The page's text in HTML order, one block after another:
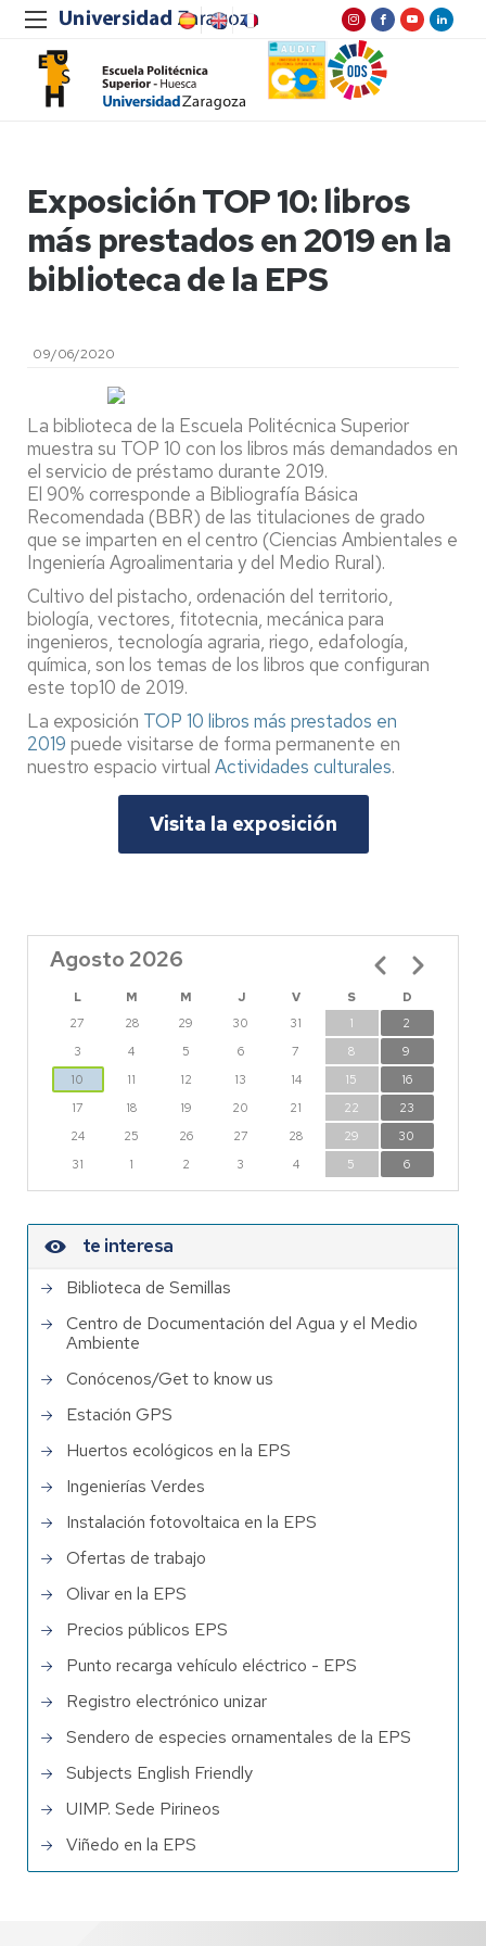
Exposición TOP 10: libros
más prestados en 2019 en la
biblioteca de la EPS
09/06/2020
La biblioteca de la Escuela Politécnica Superior
muestra su TOP 10 con los libros más demandados en
el servicio de préstamo durante 2019.
El 90% corresponde a Bibliografía Básica
Recomendada (BBR) de las titulaciones de grado
que se imparten en el centro (Ciencias Ambientales e
Ingeniería Agroalimentaria y del Medio Rural).
Cultivo del pistacho, ordenación del territorio,
biología, vectores, fitotecnia, mecánica para
ingenieros, tecnología agraria, riego, edafología,
química, son los temas de los libros que configuran
este top10 de 2019.
La exposición TOP 10 libros más prestados en
2019 puede visitarse de forma permanente en
nuestro espacio virtual Actividades culturales.
Visita la exposición
Agosto 2026
L M M J V S
D
27
28 29 30 31 1
2
3
4 5 6 7 8
9
10
11 12 13 14 15
16
17
18 19 20 21 22
23
24
25 26 27 28 29
30
31
1 2 3 4 5 6
Paginación
te interesa
Biblioteca de Semillas
Centro de Documentación del Agua y el Medio
Ambiente
Conócenos/Get to know us
Estación GPS
Huertos ecológicos en la EPS
Ingenierías Verdes
Instalación fotovoltaica en la EPS
Ofertas de trabajo
Olivar en la EPS
Precios públicos EPS
Punto recarga vehículo eléctrico - EPS
Registro electrónico unizar
Sendero de especies ornamentales de la EPS
Subjects English Friendly
UIMP. Sede Pirineos
Viñedo en la EPS